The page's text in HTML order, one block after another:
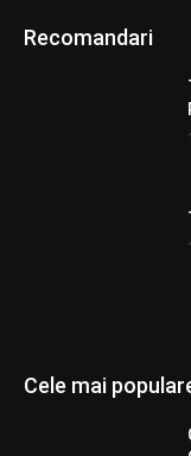
Recomandari
Cele mai